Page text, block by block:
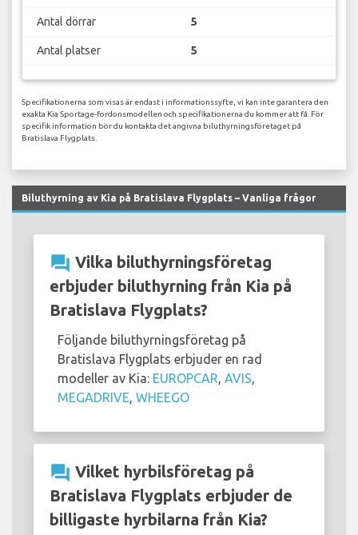
Antal dörrar 5
Antal platser 5
Specifikationerna som visas är endast i informationssyfte, vi kan inte garantera den
exakta Kia Sportage-fordonsmodellen och specifikationerna du kommer att få. För
specifik information bör du kontakta det angivna biluthyrningsföretaget på
Bratislava Flygplats.
Biluthyrning av Kia på Bratislava Flygplats – Vanliga frågor
question_answer Vilka biluthyrningsföretag
erbjuder biluthyrning från Kia på
Bratislava Flygplats?
Följande biluthyrningsföretag på
Bratislava Flygplats erbjuder en rad
modeller av Kia: EUROPCAR, AVIS,
MEGADRIVE, WHEEGO
question_answer Vilket hyrbilsföretag på
Bratislava Flygplats erbjuder de
billigaste hyrbilarna från Kia?